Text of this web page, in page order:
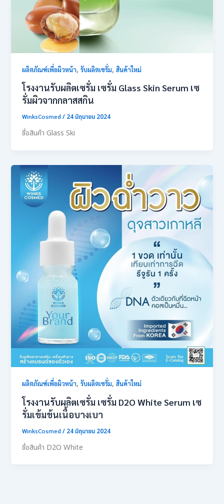
ผลิตภัณฑ์เพื่อผิวหน้า,รับผลิตเซรั่ม,สินค้าใหม่
โรงงานรับผลิตเซรั่ม เซรั่ม Glass Skin Serum เซ
รั่มผิวจากกลาสสกิน
WinksCosmed/ 24 มิถุนายน 2024
ชื่อสินค้า Glass Ski
ผลิตภัณฑ์เพื่อผิวหน้า,รับผลิตเซรั่ม,สินค้าใหม่
โรงงานรับผลิตเซรั่ม เซรั่ม D2O White Serum เซ
รั่มเข้มข้นเนื้อบางเบา
WinksCosmed/ 24 มิถุนายน 2024
ชื่อสินค้า D2O White